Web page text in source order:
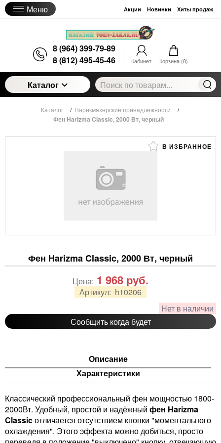
Меню Акции Новинки Хиты продаж
8 (964) 399-79-89
8 (812) 495-45-46
Кабинет Корзина (0)
Каталог
Каталог / Парикмахерские принадлежности /
Фен Harizma Classic, 2000 Вт, черный
В ИЗБРАННОЕ
Фен Harizma Classic, 2000 Вт, черный
Артикул: h10206
Нет в наличии
Сообщить когда будет
Цена: 1 968 руб.
Описание
Характеристики
Классический профессиональный фен мощностью 1800-
2000Вт. Удобный, простой и надёжный фен Harizma
Classicотличается отсутствием кнопки "моментального
охлаждения". Этого эффекта можно добиться, просто